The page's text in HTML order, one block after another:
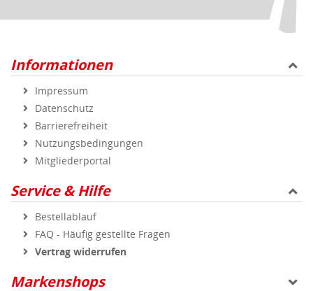
Informationen
Impressum
Datenschutz
Barrierefreiheit
Nutzungsbedingungen
Mitgliederportal
Service & Hilfe
Bestellablauf
FAQ - Häufig gestellte Fragen
Vertrag widerrufen
Markenshops